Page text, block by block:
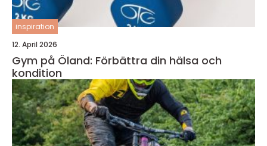
inspiration
12. April 2026
Gym på Öland: Förbättra din hälsa och
kondition